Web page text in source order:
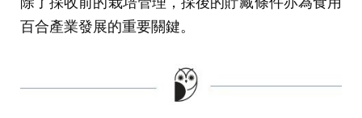
百合產業發展的重要關鍵。